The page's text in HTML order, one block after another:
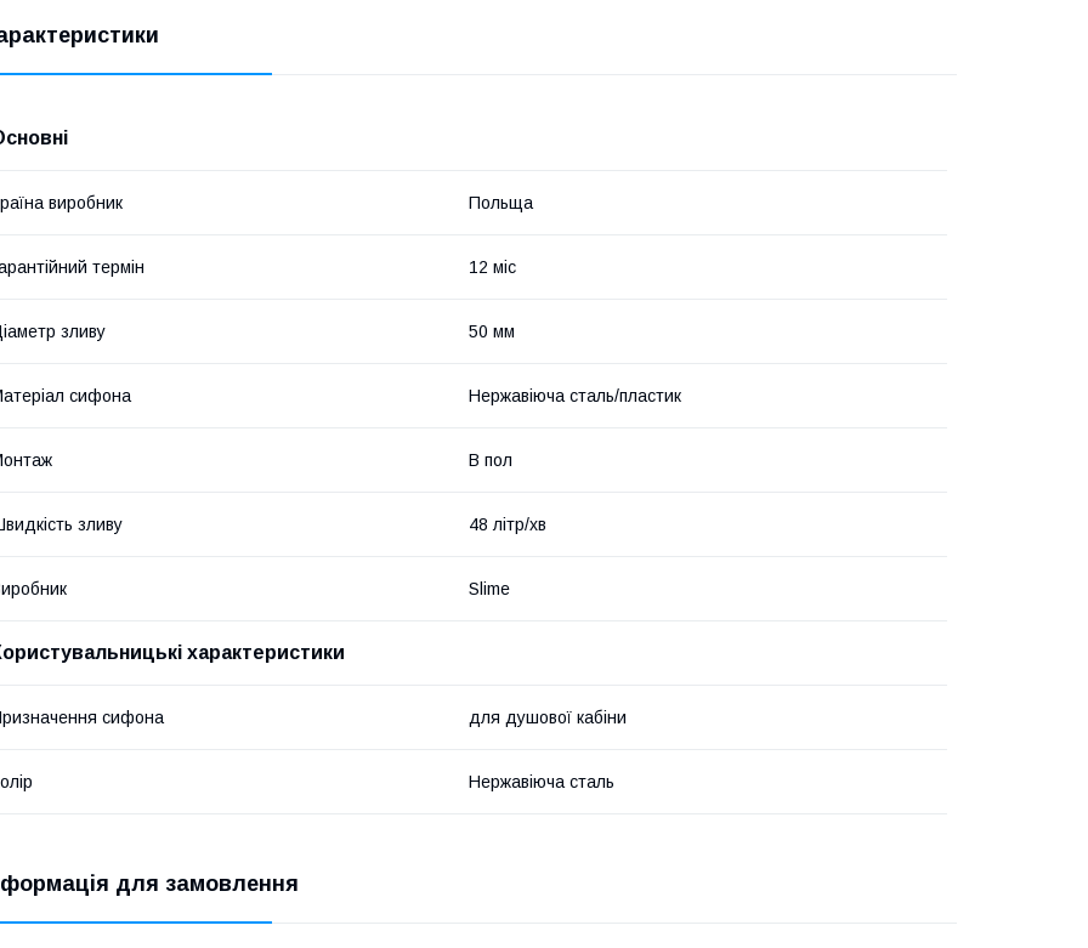
виробник Польща
термін 12 міс
зливу 50 мм
сифона Нержавіюча сталь/пластик
В пол
зливу 48 літр/хв
Slime
характеристики
сифона для душової кабіни
Нержавіюча сталь
для замовлення